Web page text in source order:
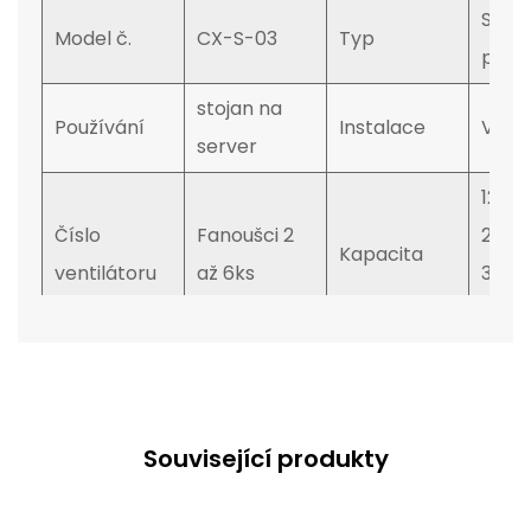
Model č. CX-S-03 Typ
Používání
stojan na
server
Instalace
Číslo
ventilátoru
Fanoušci 2
až 6ks
Kapacita
12U,
27U,
37U,
přizpůsobujt
Logo
Související produkty